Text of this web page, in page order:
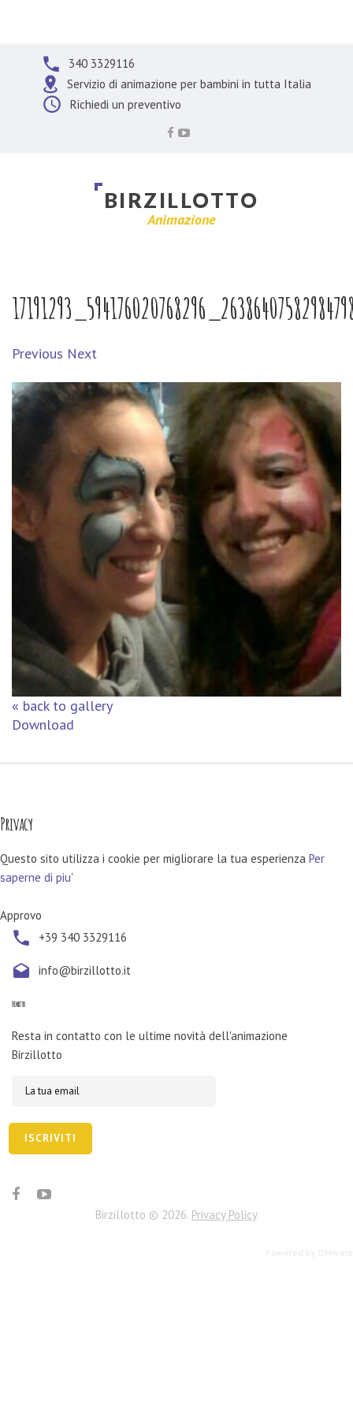
340 3329116
Servizio di animazione per bambini in tutta Italia
Richiedi un preventivo
BIRZILLOTTO
Animazione
Previous Next
« back to gallery
Download
Privacy
Questo sito utilizza i cookie per migliorare la tua esperienza Per
saperne di piu'
Approvo
+39 340 3329116
info@birzillotto.it
Newsletter
Resta in contatto con le ultime novità dell'animazione
Birzillotto
Birzillotto © 2026 Privacy Policy